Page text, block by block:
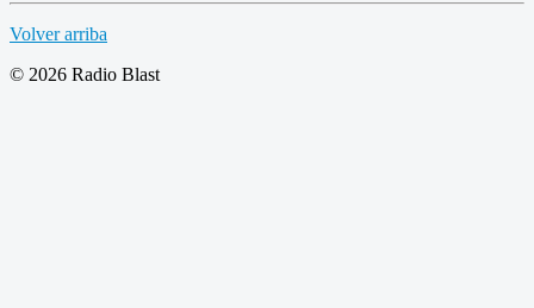
Volver arriba
© 2026 Radio Blast